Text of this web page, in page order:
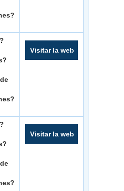
Visitar la web
Visitar la web